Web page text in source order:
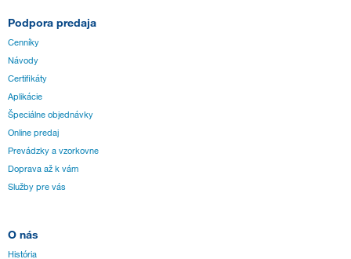
Podpora predaja
Cenníky
Návody
Certifikáty
Aplikácie
Špeciálne objednávky
Online predaj
Prevádzky a vzorkovne
Doprava až k vám
Služby pre vás
O nás
História